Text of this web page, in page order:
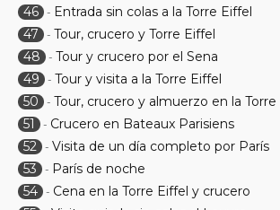
46 - Entrada sin colas a la Torre Eiffel
47
- Tour, crucero y Torre Eiffel
48
- Tour y crucero por el Sena
49
- Tour y visita a la Torre Eiffel
50
- Tour, crucero y almuerzo en la Torre
51
- Crucero en Bateaux Parisiens
52 - Visita de un día completo por París
53
- París de noche
54 - Cena en la Torre Eiffel y crucero